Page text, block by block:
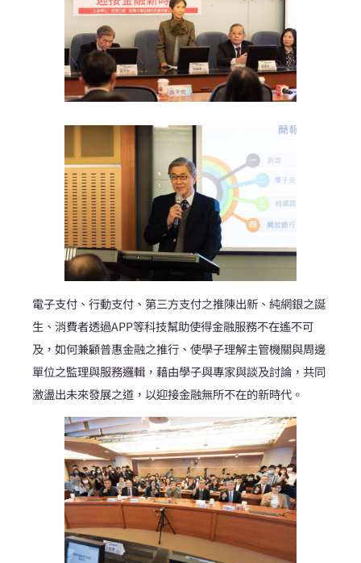
電子支付、行動支付、第三方支付之推陳出新、純網銀之誕
生、消費者透過APP等科技幫助使得金融服務不在遙不可
及，如何兼顧普惠金融之推行、使學子理解主管機關與周邊
單位之監理與服務邏輯，藉由學子與專家與談及討論，共同
激盪出未來發展之道，以迎接金融無所不在的新時代。